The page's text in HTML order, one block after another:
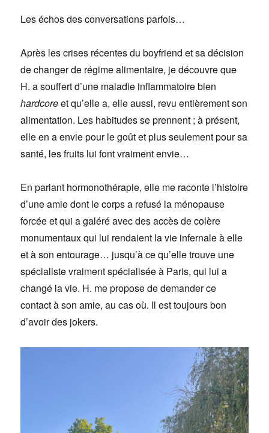
Les échos des conversations parfois…
Après les crises récentes du boyfriend et sa décision
de changer de régime alimentaire, je découvre que
H. a souffert d’une maladie inflammatoire bien
hardcoreet qu’elle a, elle aussi, revu entièrement son
alimentation. Les habitudes se prennent ; à présent,
elle en a envie pour le goût et plus seulement pour sa
santé, les fruits lui font vraiment envie…
En parlant hormonothérapie, elle me raconte l’histoire
d’une amie dont le corps a refusé la ménopause
forcée et qui a galéré avec des accès de colère
monumentaux qui lui rendaient la vie infernale à elle
et à son entourage… jusqu’à ce qu’elle trouve une
spécialiste vraiment spécialisée à Paris, qui lui a
changé la vie. H. me propose de demander ce
contact à son amie, au cas où. Il est toujours bon
d’avoir des jokers.